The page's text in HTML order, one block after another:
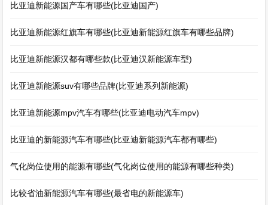
比亚迪新能源国产车有哪些(比亚迪国产)
比亚迪新能源红旗车有哪些(比亚迪新能源红旗车有哪些品牌)
比亚迪新能源汉都有哪些款(比亚迪汉新能源车型)
比亚迪新能源suv有哪些品牌(比亚迪系列新能源)
比亚迪新能源mpv汽车有哪些(比亚迪电动汽车mpv)
比亚迪的新能源汽车有哪些(比亚迪新能源汽车都有哪些)
气化岗位使用的能源有哪些(气化岗位使用的能源有哪些种类)
比较省油新能源汽车有哪些(最省电的新能源车)